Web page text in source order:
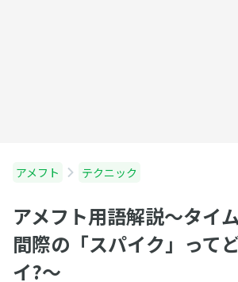
アメフト テクニック
アメフト用語解説～タイ
間際の「スパイク」って
イ?～